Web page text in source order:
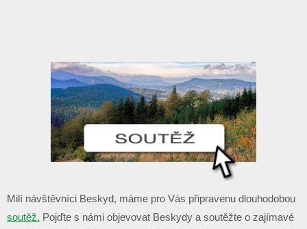
Milí návštěvníci Beskyd, máme pro Vás připravenu dlouhodobou
soutěž. Pojďte s námi objevovat Beskydy a soutěžte o zajímavé